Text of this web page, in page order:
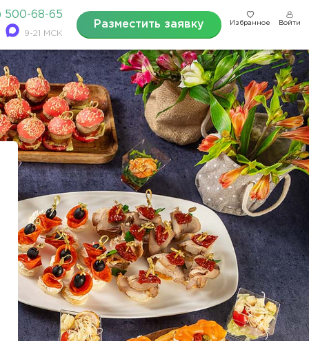
500-68-65
9-21 МСК
Разместить заявку Избранное Войти